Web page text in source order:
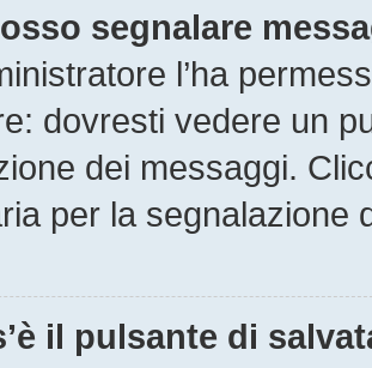
segnalare
l’ha
dovresti vedere un
dei messaggi.
per la segnalazione
il pulsante di